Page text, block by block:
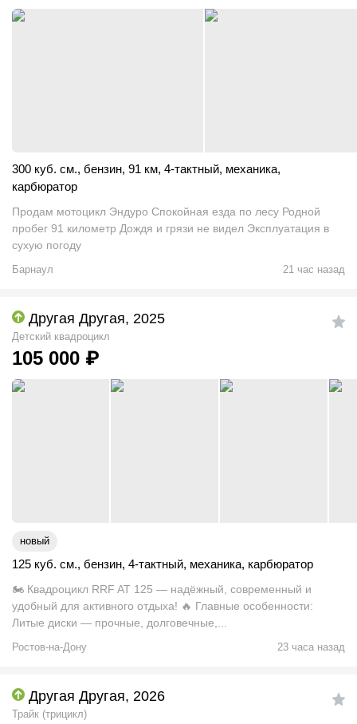
300 куб. см., бензин, 91 км, 4-тактный, механика,
карбюратор
Продам мотоцикл Эндуро Спокойная езда по лесу Родной
пробег 91 километр Дождя и грязи не видел Эксплуатация в
сухую погоду
Барнаул 21 час назад
Другая Другая, 2025
Детский квадроцикл
105 000 ₽
новый
125 куб. см., бензин, 4-тактный, механика, карбюратор
🏍 Квадроцикл RRF AT 125 — надёжный, современный и
удобный для активного отдыха! 🔥 Главные особенности:
Литые диски — прочные, долговечные,...
Ростов-на-Дону 23 часа назад
Другая Другая, 2026
Трайк (трицикл)